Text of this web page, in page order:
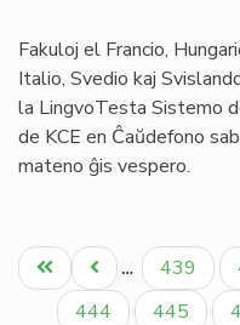
Fakuloj el Francio,
Italio, Svedio kaj
la LingvoTesta Sistemo
de KCE en Ĉaŭdefono
mateno ĝis vespero.
Pagination
Unua
paĝo
Antaŭa
paĝo
… Paĝo
439
Paĝo
444 Paĝo
445